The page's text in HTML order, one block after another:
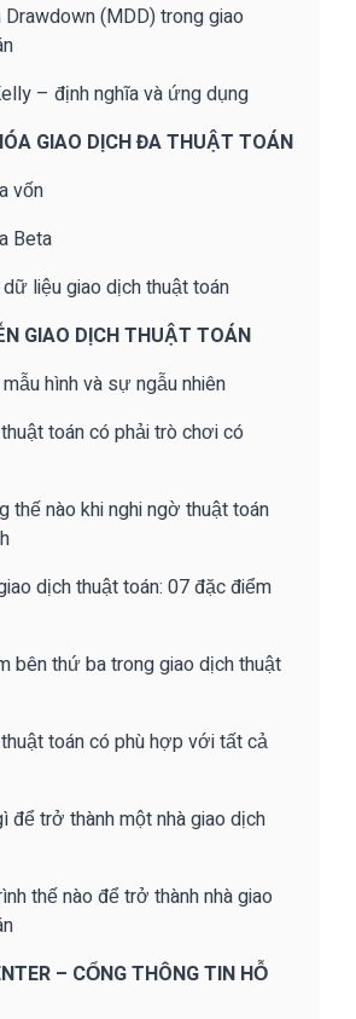
(MDD) trong giao
– định nghĩa và ứng dụng
GIAO DỊCH ĐA THUẬT TOÁN
vốn
Beta
liệu giao dịch thuật toán
GIAO DỊCH THUẬT TOÁN
hình và sự ngẫu nhiên
toán có phải trò chơi có
thế nào khi nghi ngờ thuật toán
dịch thuật toán: 07 đặc điểm
bên thứ ba trong giao dịch thuật
toán có phù hợp với tất cả
để trở thành một nhà giao dịch
thế nào để trở thành nhà giao
– CỔNG THÔNG TIN HỖ